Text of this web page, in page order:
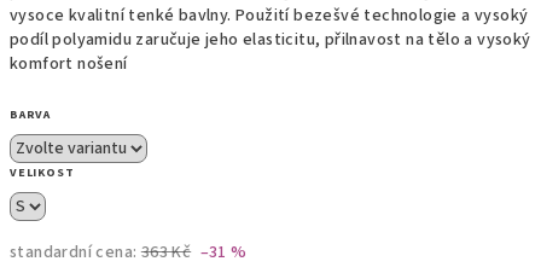
vysoce kvalitní tenké bavlny. Použití bezešvé technologie a vysoký
podíl polyamidu zaručuje jeho elasticitu, přilnavost na tělo a vysoký
komfort nošení
BARVA
VELIKOST
standardní cena: 363 Kč –31 %